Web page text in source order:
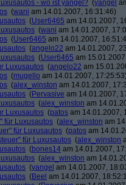
- wo ist yangel? (yangel
(wani am 14.01.2007, 16:31:46)
(User6465 am 14.01.2007,
(wani am 14.01.2007,
(User6465 am 14.01.2007,
(angelo22 am 14.01.2007,
(User6465 am
Luxusautos (angelo22 am
(mugello am 14.01.2007,
(alex_winston am 14.01.2007,
(Pervasive am 14.01.2007,
(alex_winston am
Luxusautos (patos am 14.01.2007,
für Luxusautos (alex_winston am
für Luxusautos (patos am
für Luxusautos (alex_winston
(bones14 am 14.01.2007,
(alex_winston am
(yangel am 14.01.2007,
(Beel am 14.01.2007,